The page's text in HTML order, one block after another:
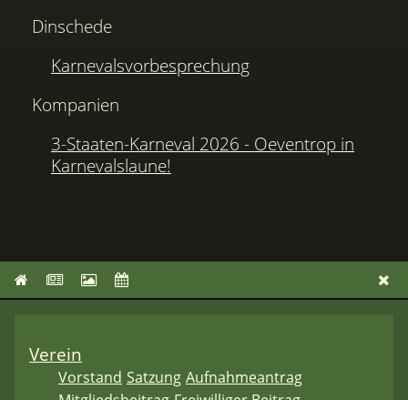
Dinschede
Karnevalsvorbesprechung
Kompanien
3-Staaten-Karneval 2026 - Oeventrop in
Karnevalslaune!
Verein
Vorstand Satzung Aufnahmeantrag